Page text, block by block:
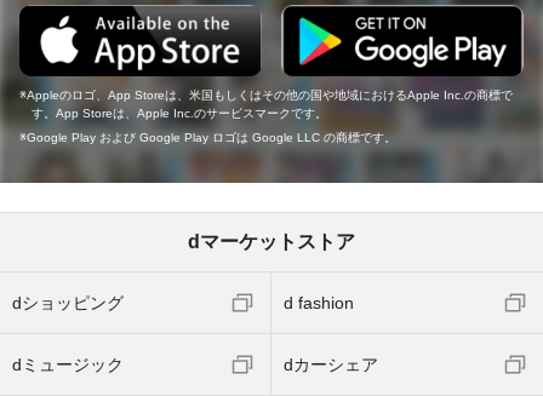
Appleのロゴ、App Storeは、米国もしくはその他の国や地域におけるApple Inc.の商標で
す。App Storeは、Apple Inc.のサービスマークです。
Google Play および Google Play ロゴは Google LLC の商標です。
dマーケットストア
dショッピング d fashion
dミュージック dカーシェア